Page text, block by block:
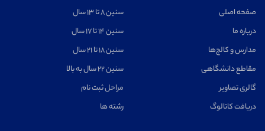
صفحه اصلی
درباره ما
مدارس و کالج‌ها
مقاطع دانشگاهی
گالری تصاویر
دریافت کاتالوگ
سنین ۸ تا ۱۳ سال
سنین ۱۴ تا ۱۷ سال
سنین ۱۸ تا ۲۱ سال
سنین ۲۲ سال به بالا
مراحل ثبت نام
رشته ها